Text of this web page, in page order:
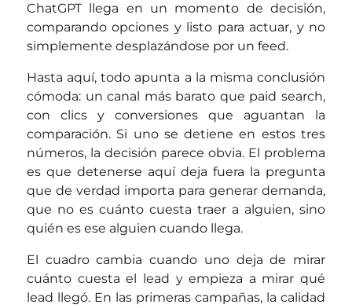
ChatGPT llega en un momento de decisión,
comparando opciones y listo para actuar, y no
simplemente desplazándose por un feed.
Hasta aquí, todo apunta a la misma conclusión
cómoda: un canal más barato que paid search,
con clics y conversiones que aguantan la
comparación. Si uno se detiene en estos tres
números, la decisión parece obvia. El problema
es que detenerse aquí deja fuera la pregunta
que de verdad importa para generar demanda,
que no es cuánto cuesta traer a alguien, sino
quién es ese alguien cuando llega.
El cuadro cambia cuando uno deja de mirar
cuánto cuesta el lead y empieza a mirar qué
lead llegó. En las primeras campañas, la calidad